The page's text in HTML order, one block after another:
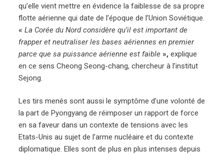
qu’elle vient mettre en évidence la faiblesse de sa propre
flotte aérienne qui date de l’époque de l’Union Soviétique.
«La Corée du Nord considère qu’il est important de
frapper et neutraliser les bases aériennes en premier
parce que sa puissance aérienne est faible», explique
en ce sens Cheong Seong-chang, chercheur à l’institut
Sejong.
Les tirs menés sont aussi le symptôme d’une volonté de
la part de Pyongyang de réimposer un rapport de force
en sa faveur dans un contexte de tensions avec les
Etats-Unis au sujet de l’arme nucléaire et du contexte
diplomatique. Elles sont de plus en plus intenses depuis